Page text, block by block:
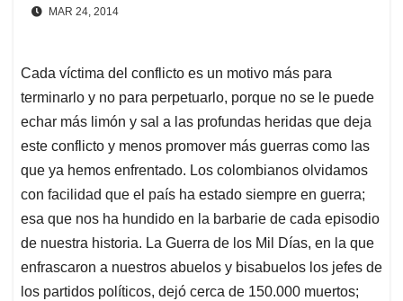
MAR 24, 2014
Cada víctima del conflicto es un motivo más para
terminarlo y no para perpetuarlo, porque no se le puede
echar más limón y sal a las profundas heridas que deja
este conflicto y menos promover más guerras como las
que ya hemos enfrentado. Los colombianos olvidamos
con facilidad que el país ha estado siempre en guerra;
esa que nos ha hundido en la barbarie de cada episodio
de nuestra historia. La Guerra de los Mil Días, en la que
enfrascaron a nuestros abuelos y bisabuelos los jefes de
los partidos políticos, dejó cerca de 150.000 muertos;